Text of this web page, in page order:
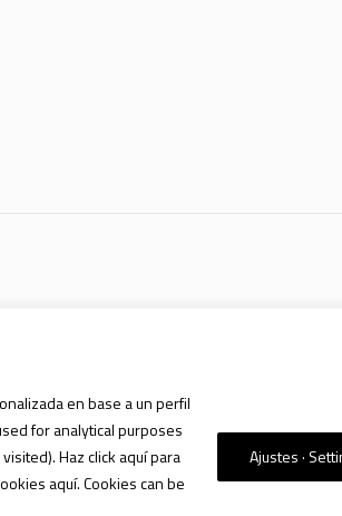
en base a un perfil
for analytical purposes
Haz click aquí para
aquí. Cookies can be
Ajustes ·